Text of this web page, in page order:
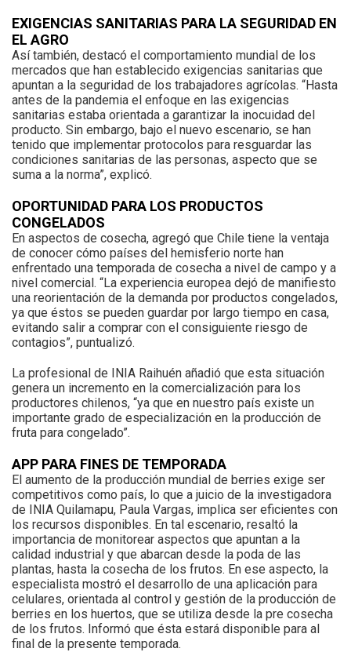
EXIGENCIAS SANITARIAS PARA LA SEGURIDAD EN
EL AGRO
Así también, destacó el comportamiento mundial de los
mercados que han establecido exigencias sanitarias que
apuntan a la seguridad de los trabajadores agrícolas. “Hasta
antes de la pandemia el enfoque en las exigencias
sanitarias estaba orientada a garantizar la inocuidad del
producto. Sin embargo, bajo el nuevo escenario, se han
tenido que implementar protocolos para resguardar las
condiciones sanitarias de las personas, aspecto que se
suma a la norma”, explicó.
OPORTUNIDAD PARA LOS PRODUCTOS
CONGELADOS
En aspectos de cosecha, agregó que Chile tiene la ventaja
de conocer cómo países del hemisferio norte han
enfrentado una temporada de cosecha a nivel de campo y a
nivel comercial. “La experiencia europea dejó de manifiesto
una reorientación de la demanda por productos congelados,
ya que éstos se pueden guardar por largo tiempo en casa,
evitando salir a comprar con el consiguiente riesgo de
contagios”, puntualizó.
La profesional de INIA Raihuén añadió que esta situación
genera un incremento en la comercialización para los
productores chilenos, “ya que en nuestro país existe un
importante grado de especialización en la producción de
fruta para congelado”.
APP PARA FINES DE TEMPORADA
El aumento de la producción mundial de berries exige ser
competitivos como país, lo que a juicio de la investigadora
de INIA Quilamapu, Paula Vargas, implica ser eficientes con
los recursos disponibles. En tal escenario, resaltó la
importancia de monitorear aspectos que apuntan a la
calidad industrial y que abarcan desde la poda de las
plantas, hasta la cosecha de los frutos. En ese aspecto, la
especialista mostró el desarrollo de una aplicación para
celulares, orientada al control y gestión de la producción de
berries en los huertos, que se utiliza desde la pre cosecha
de los frutos. Informó que ésta estará disponible para al
final de la presente temporada.